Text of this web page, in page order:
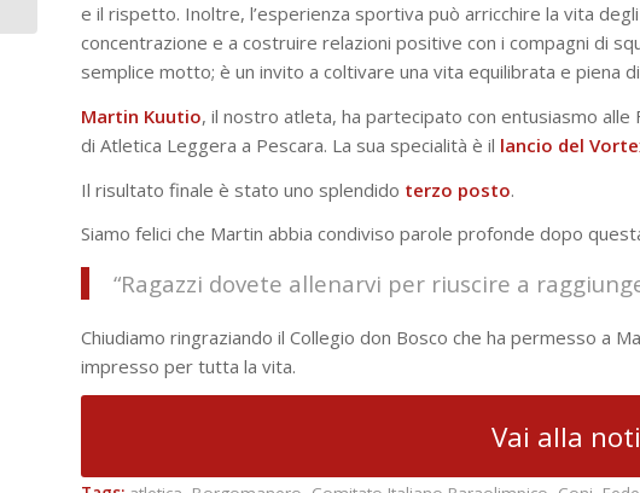
e il rispetto. Inoltre, l’esperienza sportiva può arricchire la vita
concentrazione e a costruire relazioni positive con i compagni di
semplice motto; è un invito a coltivare una vita equilibrata e piena
Martin Kuutio, il nostro atleta, ha partecipato con entusiasmo alle
di Atletica Leggera a Pescara. La sua specialità è il lancio del
Il risultato finale è stato uno splendido terzo posto.
Siamo felici che Martin abbia condiviso parole profonde dopo
“Ragazzi dovete allenarvi per riuscire a
Chiudiamo ringraziando il Collegio don Bosco che ha permesso a
impresso per tutta la vita.
Vai alla